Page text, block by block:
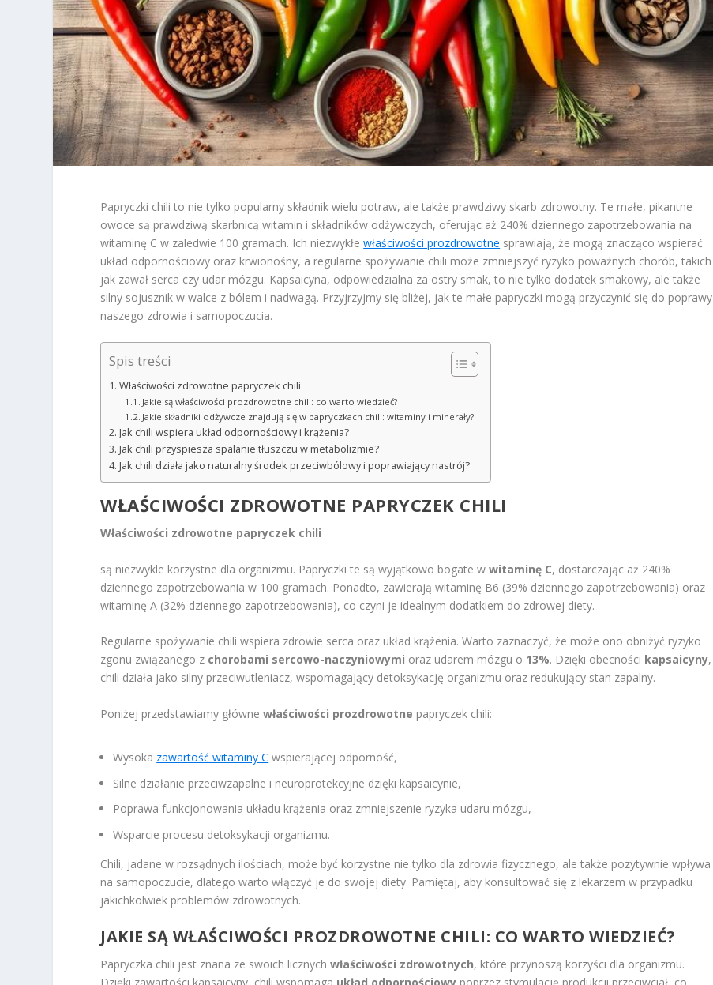
Papryczki chili to nie tylko popularny składnik wielu potraw, ale także prawdziwy skarb zdrowotny. Te małe, pikantne
owoce są prawdziwą skarbnicą witamin i składników odżywczych, oferując aż 240% dziennego zapotrzebowania na
witaminę C w zaledwie 100 gramach. Ich niezwykłewłaściwości prozdrowotne sprawiają, że mogą znacząco wspierać
układ odpornościowy oraz krwionośny, a regularne spożywanie chili może zmniejszyć ryzyko poważnych chorób, takich
jak zawał serca czy udar mózgu. Kapsaicyna, odpowiedzialna za ostry smak, to nie tylko dodatek smakowy, ale także
silny sojusznik w walce z bólem i nadwagą. Przyjrzyjmy się bliżej, jak te małe papryczki mogą przyczynić się do poprawy
naszego zdrowia i samopoczucia.
Spis treści
Właściwości zdrowotne papryczek chili
Jakie są właściwości prozdrowotne chili: co warto wiedzieć?
Jakie składniki odżywcze znajdują się w papryczkach chili: witaminy i minerały?
Jak chili wspiera układ odpornościowy i krążenia?
Jak chili przyspiesza spalanie tłuszczu w metabolizmie?
Jak chili działa jako naturalny środek przeciwbólowy i poprawiający nastrój?
WŁAŚCIWOŚCI ZDROWOTNE PAPRYCZEK CHILI
Właściwości zdrowotne papryczek chili
są niezwykle korzystne dla organizmu. Papryczki te są wyjątkowo bogate wwitaminę C, dostarczając aż 240%
dziennego zapotrzebowania w 100 gramach. Ponadto, zawierają witaminę B6 (39% dziennego zapotrzebowania) oraz
witaminę A (32% dziennego zapotrzebowania), co czyni je idealnym dodatkiem do zdrowej diety.
Regularne spożywanie chili wspiera zdrowie serca oraz układ krążenia. Warto zaznaczyć, że może ono obniżyć ryzyko
zgonu związanego z chorobami sercowo-naczyniowymi oraz udarem mózgu o 13%. Dzięki obecności kapsaicyny,
chili działa jako silny przeciwutleniacz, wspomagający detoksykację organizmu oraz redukujący stan zapalny.
Poniżej przedstawiamy głównewłaściwości prozdrowotne papryczek chili:
Wysoka zawartość witaminy C wspierającej odporność,
Silne działanie przeciwzapalne i neuroprotekcyjne dzięki kapsaicynie,
Poprawa funkcjonowania układu krążenia oraz zmniejszenie ryzyka udaru mózgu,
Wsparcie procesu detoksykacji organizmu.
Chili, jadane w rozsądnych ilościach, może być korzystne nie tylko dla zdrowia fizycznego, ale także pozytywnie wpływa
na samopoczucie, dlatego warto włączyć je do swojej diety. Pamiętaj, aby konsultować się z lekarzem w przypadku
jakichkolwiek problemów zdrowotnych.
JAKIE SĄ WŁAŚCIWOŚCI PROZDROWOTNE CHILI: CO WARTO WIEDZIEĆ?
Papryczka chili jest znana ze swoich licznychwłaściwości zdrowotnych, które przynoszą korzyści dla organizmu.